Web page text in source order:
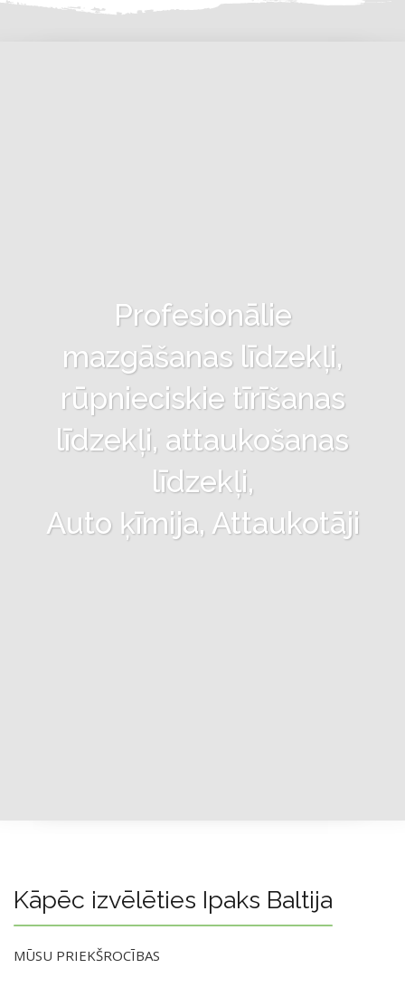
Profesionālie
mazgāšanas līdzekļi,
rūpnieciskie tīrīšanas
līdzekļi, attaukošanas
līdzekļi,
Auto ķīmija, Attaukotāji
Kāpēc izvēlēties Ipaks Baltija
MŪSU PRIEKŠROCĪBAS